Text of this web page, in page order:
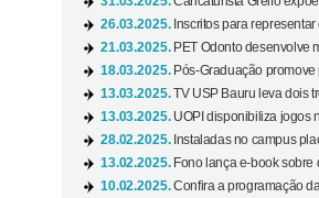
26.03.2025. Inscritos para
21.03.2025. PET Odonto desenvolve
18.03.2025. Pós-Graduação
13.03.2025.TV USP Bauru leva dois
13.03.2025. UOPI disponibiliza jogos
28.02.2025. Instaladas no campus
13.02.2025. Fono lança e-book sobre
10.02.2025.Confira a programação